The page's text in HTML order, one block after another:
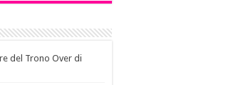
del Trono Over di